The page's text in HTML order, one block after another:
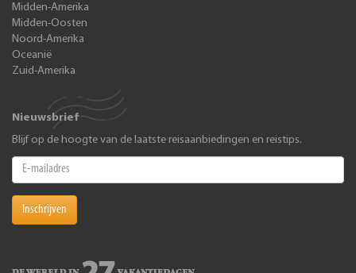
Midden-Amerika
Midden-Oosten
Noord-Amerika
Oceanië
Zuid-Amerika
Nieuwsbrief
Blijf op de hoogte van de laatste reisaanbiedingen en reistips.
Inschrijven